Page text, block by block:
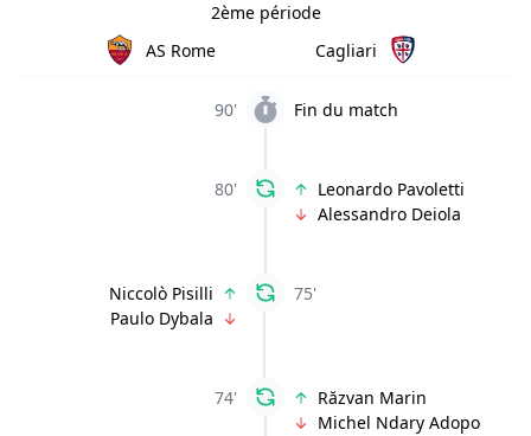
2ème période
AS Rome
Cagliari
90' Fin du match
80'
Leonardo Pavoletti
Alessandro Deiola
75'
Niccolò Pisilli
Paulo Dybala
74'
Răzvan Marin
Michel Ndary Adopo